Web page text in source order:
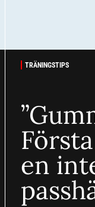
TRÄNINGSTIPS
en